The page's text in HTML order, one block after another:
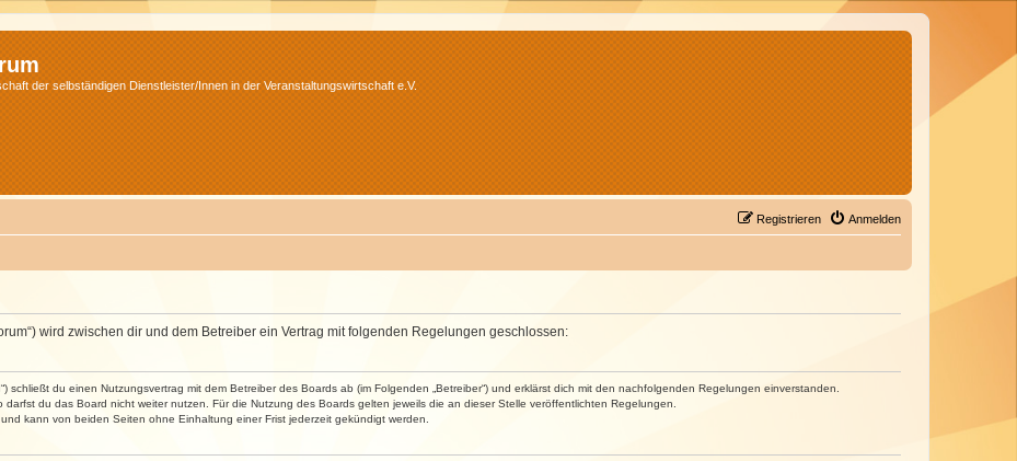
der selbständigen Dienstleister/Innen in der Veranstaltungswirtschaft e.V.
Anmelden
Registrieren
wird zwischen dir und dem Betreiber ein Vertrag mit folgenden Regelungen geschlossen:
schließt du einen Nutzungsvertrag mit dem Betreiber des Boards ab (im Folgenden „Betreiber“) und erklärst dich mit den nachfolgenden Regelungen einverstanden.
du das Board nicht weiter nutzen. Für die Nutzung des Boards gelten jeweils die an dieser Stelle veröffentlichten Regelungen.
kann von beiden Seiten ohne Einhaltung einer Frist jederzeit gekündigt werden.